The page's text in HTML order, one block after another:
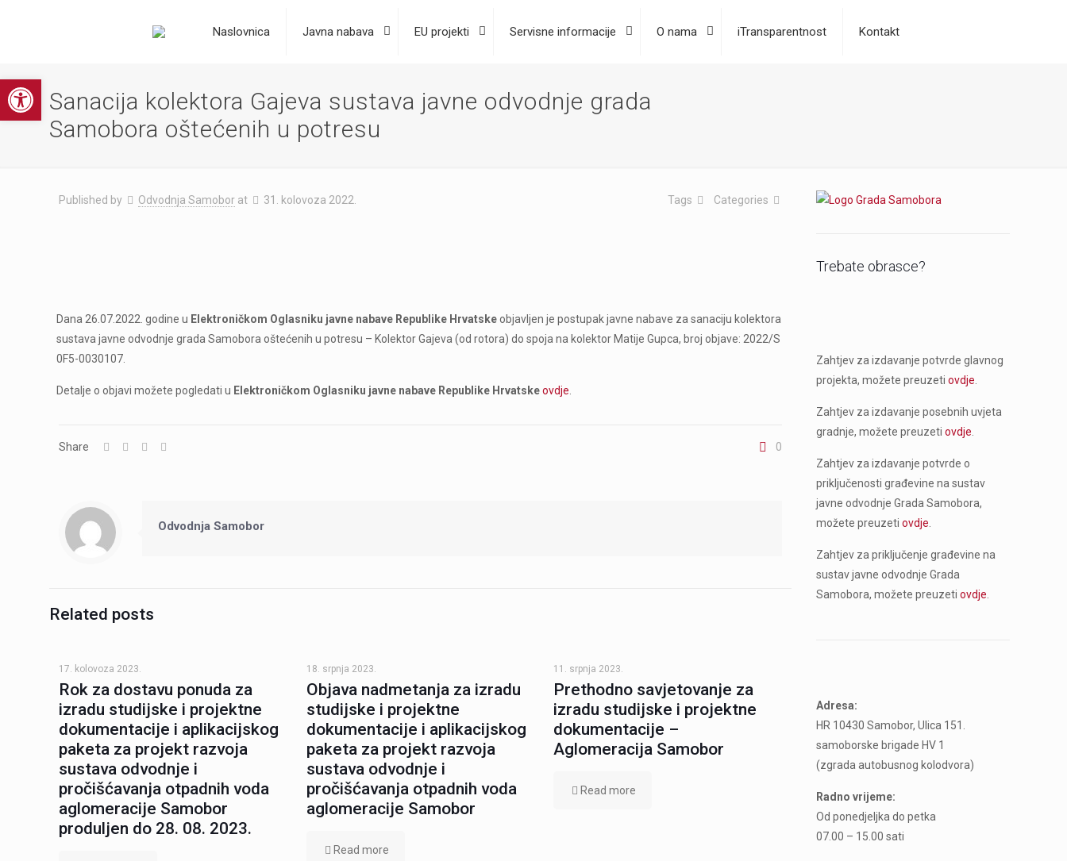
Open toolbar
Naslovnica Javna nabava EU projekti Servisne informacije O nama iTransparentnost Kontakt
Sanacija kolektora Gajeva sustava javne odvodnje grada
Samobora oštećenih u potresu
Published by Odvodnja Samobor at 31. kolovoza 2022. Categories
Tags
Dana 26.07.2022. godine u Elektroničkom Oglasniku javne nabave Republike Hrvatskeobjavljen je postupak javne nabave za sanaciju kolektora
sustava javne odvodnje grada Samobora oštećenih u potresu – Kolektor Gajeva (od rotora) do spoja na kolektor Matije Gupca, broj objave: 2022/S
0F5-0030107.
Detalje o objavi možete pogledati u Elektroničkom Oglasniku javne nabave Republike Hrvatske ovdje
Share 0
Odvodnja Samobor
Related posts
17. kolovoza 2023.
Rok za dostavu ponuda za
izradu studijske i projektne
dokumentacije i aplikacijskog
paketa za projekt razvoja
sustava odvodnje i
pročišćavanja otpadnih voda
aglomeracije Samobor
produljen do 28. 08. 2023.
18. srpnja 2023.
Objava nadmetanja za izradu
studijske i projektne
dokumentacije i aplikacijskog
paketa za projekt razvoja
sustava odvodnje i
pročišćavanja otpadnih voda
aglomeracije Samobor
Read more
11. srpnja 2023.
Prethodno savjetovanje za
izradu studijske i projektne
dokumentacije –
Aglomeracija Samobor
Read more
Trebate obrasce?
Zahtjev za izdavanje potvrde glavnog
projekta, možete preuzeti ovdje
Zahtjev za izdavanje posebnih uvjeta
gradnje, možete preuzeti ovdje
Zahtjev za izdavanje potvrde o
priključenosti građevine na sustav
javne odvodnje Grada Samobora,
možete preuzeti ovdje
Zahtjev za priključenje građevine na
sustav javne odvodnje Grada
Samobora, možete preuzeti ovdje
Adresa:
HR 10430 Samobor, Ulica 151.
samoborske brigade HV 1
(zgrada autobusnog kolodvora)
Radno vrijeme:
Od ponedjeljka do petka
07.00 – 15.00 sati